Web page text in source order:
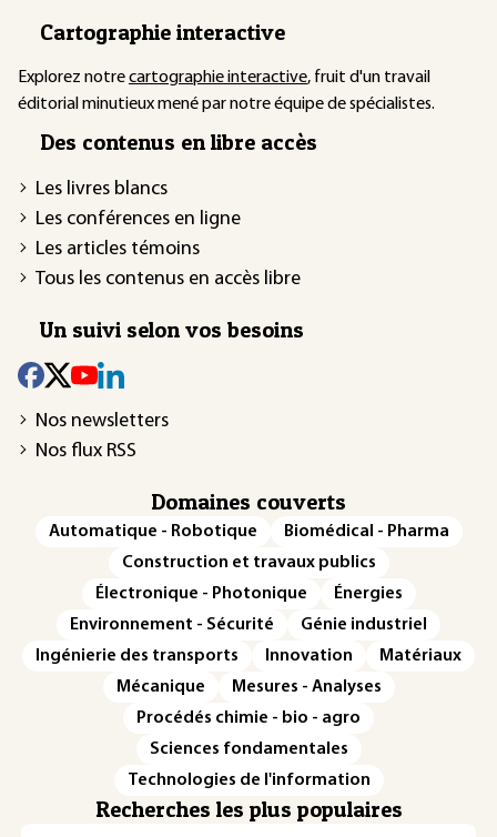
Cartographie interactive
Explorez notrecartographie interactive, fruit d'un travail
éditorial minutieux mené par notre équipe de spécialistes.
Des contenus en libre accès
Les livres blancs
Les conférences en ligne
Les articles témoins
Tous les contenus en accès libre
Un suivi selon vos besoins
Nos newsletters
Nos flux RSS
Domaines couverts
Automatique - Robotique
Biomédical - Pharma
Construction et travaux publics
Électronique - Photonique
Énergies
Environnement - Sécurité
Génie industriel
Ingénierie des transports
Innovation
Matériaux
Mécanique
Mesures - Analyses
Procédés chimie - bio - agro
Sciences fondamentales
Technologies de l'information
Recherches les plus populaires